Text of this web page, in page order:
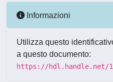
Informazioni
Utilizza questo
a questo documento:
https://hdl.handle.net/